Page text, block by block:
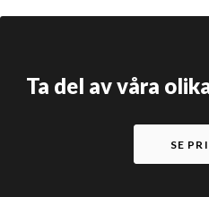
Ta del av våra
SE